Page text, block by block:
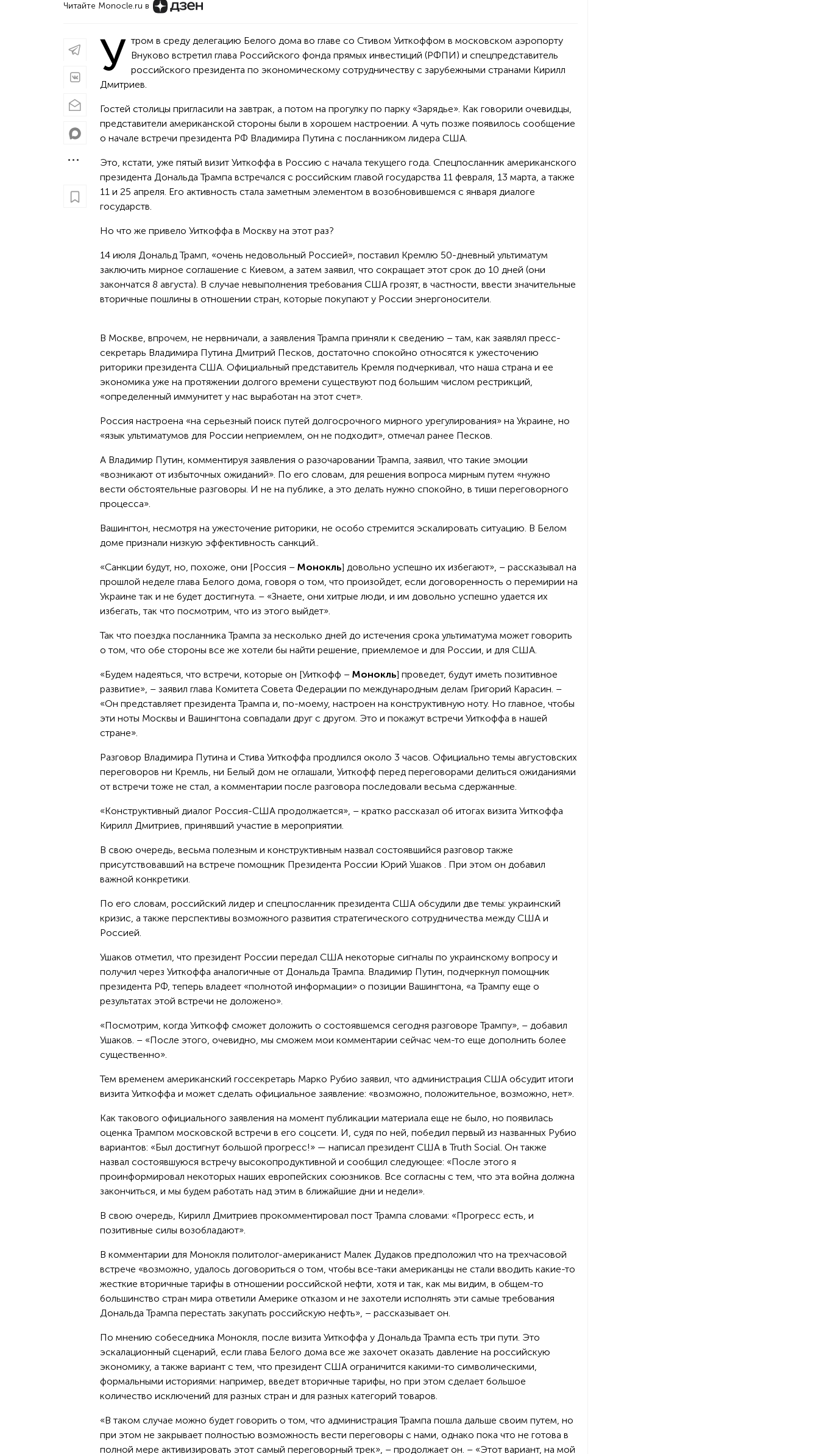
Читайте Monocle.ru в
У тром в среду делегацию Белого дома во главе со Стивом Уиткоффом в московском аэропорту
Внуково встретил глава Российского фонда прямых инвестиций (РФПИ) и спецпредставитель
российского президента по экономическому сотрудничеству с зарубежными странами Кирилл
Дмитриев.
Гостей столицы пригласили на завтрак, а потом на прогулку по парку «Зарядье». Как говорили очевидцы,
представители американской стороны были в хорошем настроении. А чуть позже появилось сообщение
о начале встречи президента РФ Владимира Путина с посланником лидера США.
Это, кстати, уже пятый визит Уиткоффа в Россию с начала текущего года. Спецпосланник американского
президента Дональда Трампа встречался с российским главой государства 11 февраля, 13 марта, а также
11 и 25 апреля. Его активность стала заметным элементом в возобновившемся с января диалоге
государств.
Но что же привело Уиткоффа в Москву на этот раз?
14 июля Дональд Трамп, «очень недовольный Россией», поставил Кремлю 50-дневный ультиматум
заключить мирное соглашение с Киевом, а затем заявил, что сокращает этот срок до 10 дней (они
закончатся 8 августа). В случае невыполнения требования США грозят, в частности, ввести значительные
вторичные пошлины в отношении стран, которые покупают у России энергоносители.
В Москве, впрочем, не нервничали, а заявления Трампа приняли к сведению – там, как заявлял пресс-
секретарь Владимира Путина Дмитрий Песков, достаточно спокойно относятся к ужесточению
риторики президента США. Официальный представитель Кремля подчеркивал, что наша страна и ее
экономика уже на протяжении долгого времени существуют под большим числом рестрикций,
«определенный иммунитет у нас выработан на этот счет».
Россия настроена «на серьезный поиск путей долгосрочного мирного урегулирования» на Украине, но
«язык ультиматумов для России неприемлем, он не подходит», отмечал ранее Песков.
А Владимир Путин, комментируя заявления о разочаровании Трампа, заявил, что такие эмоции
«возникают от избыточных ожиданий». По его словам, для решения вопроса мирным путем «нужно
вести обстоятельные разговоры. И не на публике, а это делать нужно спокойно, в тиши переговорного
процесса».
Вашингтон, несмотря на ужесточение риторики, не особо стремится эскалировать ситуацию. В Белом
доме признали низкую эффективность санкций..
«Санкции будут, но, похоже, они [Россия – Монокль] довольно успешно их избегают», – рассказывал на
прошлой неделе глава Белого дома, говоря о том, что произойдет, если договоренность о перемирии на
Украине так и не будет достигнута. – «Знаете, они хитрые люди, и им довольно успешно удается их
избегать, так что посмотрим, что из этого выйдет».
Так что поездка посланника Трампа за несколько дней до истечения срока ультиматума может говорить
о том, что обе стороны все же хотели бы найти решение, приемлемое и для России, и для США.
«Будем надеяться, что встречи, которые он [Уиткофф – Монокль] проведет, будут иметь позитивное
развитие», – заявил глава Комитета Совета Федерации по международным делам Григорий Карасин. –
«Он представляет президента Трампа и, по-моему, настроен на конструктивную ноту. Но главное, чтобы
эти ноты Москвы и Вашингтона совпадали друг с другом. Это и покажут встречи Уиткоффа в нашей
стране».
Разговор Владимира Путина и Стива Уиткоффа продлился около 3 часов. Официально темы августовских
переговоров ни Кремль, ни Белый дом не оглашали, Уиткофф перед переговорами делиться ожиданиями
от встречи тоже не стал, а комментарии после разговора последовали весьма сдержанные.
«Конструктивный диалог Россия-США продолжается», – кратко рассказал об итогах визита Уиткоффа
Кирилл Дмитриев, принявший участие в мероприятии.
В свою очередь, весьма полезным и конструктивным назвал состоявшийся разговор также
присутствовавший на встрече помощник Президента России Юрий Ушаков . При этом он добавил
важной конкретики.
По его словам, российский лидер и спецпосланник президента США обсудили две темы: украинский
кризис, а также перспективы возможного развития стратегического сотрудничества между США и
Россией.
Ушаков отметил, что президент России передал США некоторые сигналы по украинскому вопросу и
получил через Уиткоффа аналогичные от Дональда Трампа. Владимир Путин, подчеркнул помощник
президента РФ, теперь владеет «полнотой информации» о позиции Вашингтона, «а Трампу еще о
результатах этой встречи не доложено».
«Посмотрим, когда Уиткофф сможет доложить о состоявшемся сегодня разговоре Трампу», – добавил
Ушаков. – «После этого, очевидно, мы сможем мои комментарии сейчас чем-то еще дополнить более
существенно».
Тем временем американский госсекретарь Марко Рубио заявил, что администрация США обсудит итоги
визита Уиткоффа и может сделать официальное заявление: «возможно, положительное, возможно, нет».
Как такового официального заявления на момент публикации материала еще не было, но появилась
оценка Трампом московской встречи в его соцсети. И, судя по ней, победил первый из названных Рубио
вариантов: «Был достигнут большой прогресс!» — написал президент США в Truth Social. Он также
назвал состоявшуюся встречу высокопродуктивной и сообщил следующее: «После этого я
проинформировал некоторых наших европейских союзников. Все согласны с тем, что эта война должна
закончиться, и мы будем работать над этим в ближайшие дни и недели».
В свою очередь, Кирилл Дмитриев прокомментировал пост Трампа словами: «Прогресс есть, и
позитивные силы возобладают».
В комментарии для Монокля политолог-американист Малек Дудаков предположил что на трехчасовой
встрече «возможно, удалось договориться о том, чтобы все-таки американцы не стали вводить какие-то
жесткие вторичные тарифы в отношении российской нефти, хотя и так, как мы видим, в общем-то
большинство стран мира ответили Америке отказом и не захотели исполнять эти самые требования
Дональда Трампа перестать закупать российскую нефть», – рассказывает он.
По мнению собеседника Монокля, после визита Уиткоффа у Дональда Трампа есть три пути. Это
эскалационный сценарий, если глава Белого дома все же захочет оказать давление на российскую
экономику, а также вариант с тем, что президент США ограничится какими-то символическими,
формальными историями: например, введет вторичные тарифы, но при этом сделает большое
количество исключений для разных стран и для разных категорий товаров.
«В таком случае можно будет говорить о том, что администрация Трампа пошла дальше своим путем, но
при этом не закрывает полностью возможность вести переговоры с нами, однако пока что не готова в
полной мере активизировать этот самый переговорный трек», – продолжает он. – «Этот вариант, на мой